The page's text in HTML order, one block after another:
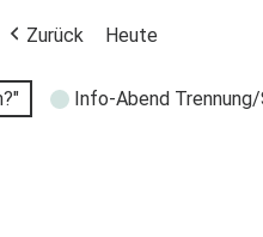
Zurück Heute
Info-Abend